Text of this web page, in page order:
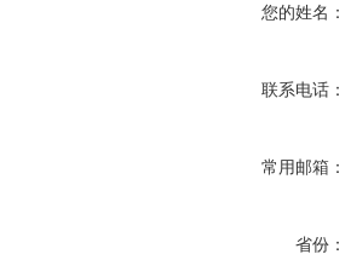
您的姓名：
联系电话：
常用邮箱：
省份：